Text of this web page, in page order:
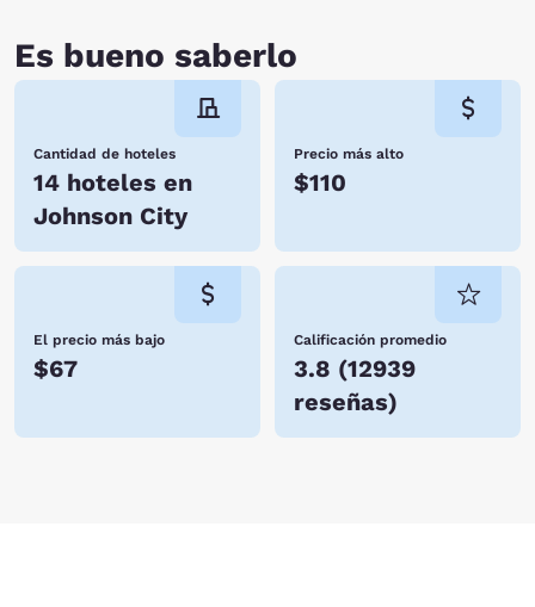
Es bueno saberlo
Cantidad de hoteles
14 hoteles en
Johnson City
Precio más alto
$110
El precio más bajo
$67
Calificación promedio
3.8 (12939
reseñas)